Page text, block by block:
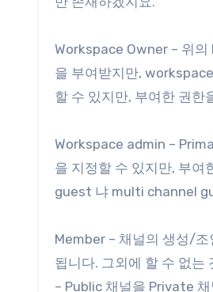
Workspace Owner – 위의
을 부여받지만,
할 수 있지만, 부여한 권한
Workspace admin –
을 지정할 수 있지만, 부
guest 냐 multi channel
Member – 채널의 생성/조
됩니다. 그외에 할 수 없는
– Public 채널을 Private